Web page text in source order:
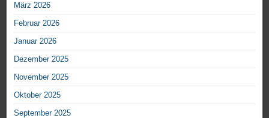
März 2026
Februar 2026
Januar 2026
Dezember 2025
November 2025
Oktober 2025
September 2025